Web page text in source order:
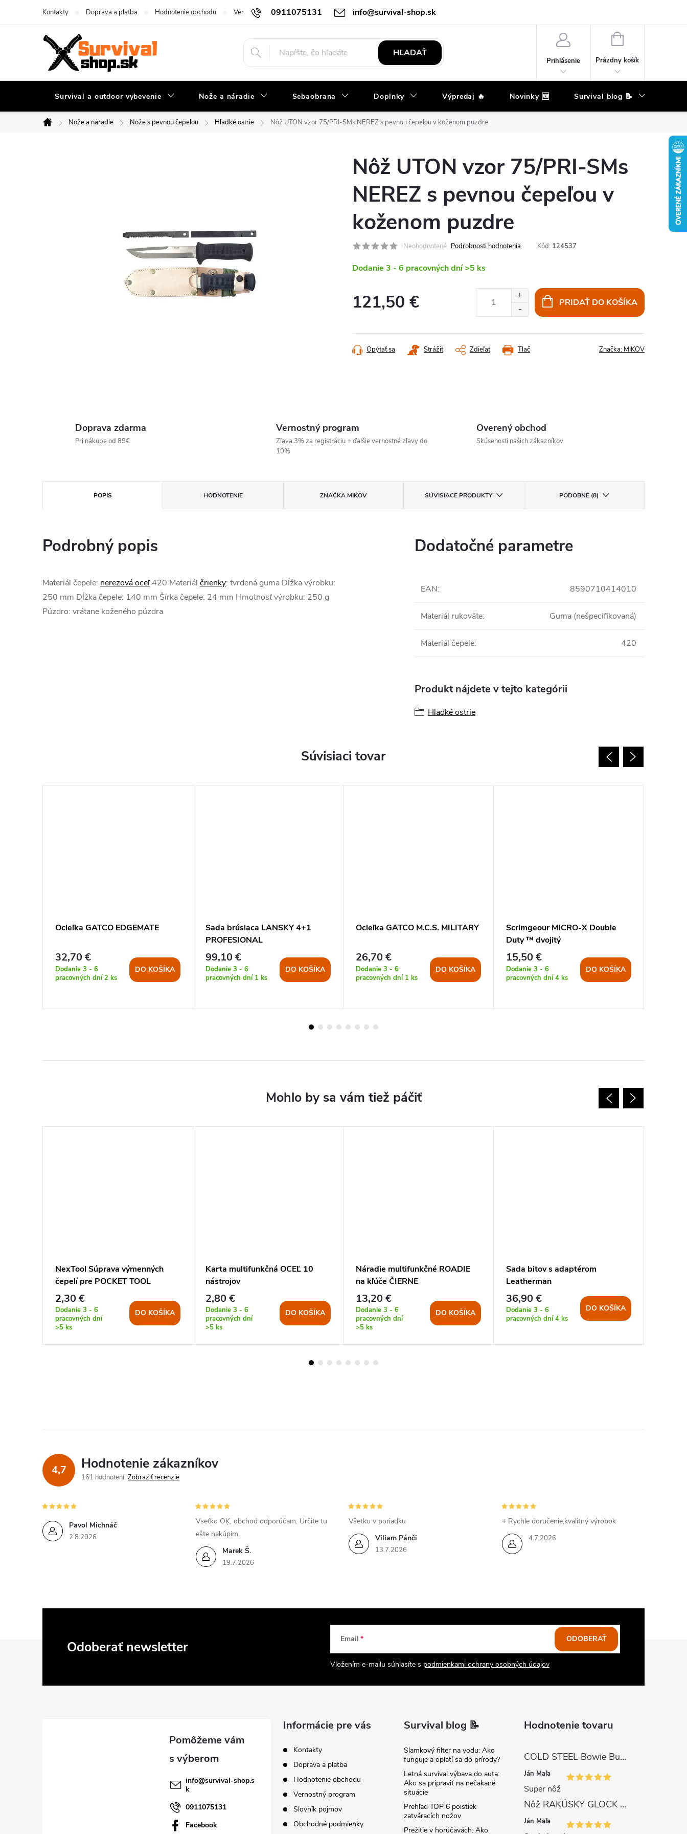
0911075131 info@survival-shop.sk
Kontakty Doprava a platba Hodnotenie obchodu Vernostný program Slovník pojmov Obchodné podmienky
HĽADAŤ
Prihlásenie
NÁKUPNÝ
Prázdny košík
Survival a outdoor vybevenie Nože a náradie Sebaobrana Doplnky Výpredaj 🔥 Novinky 🆕 Survival blog 📝
Domov
Nože a náradie Nože s pevnou čepeľou Hladké ostrie Nôž UTON vzor 75/PRI-SMs NEREZ s pevnou čepeľou v koženom puzdre
Nôž UTON vzor 75/PRI-SMs
NEREZ s pevnou čepeľou v
koženom puzdre
Neohodnotené Podrobnosti hodnotenia Kód: 124537
Dodanie 3 - 6 pracovných dní>5 ks
121,50 € PRIDAŤ DO KOŠÍKA
Tlač
Opýtať sa Strážiť Zdieľať Značka: MIKOV
Doprava zdarma
Pri nákupe od 89€
Vernostný program
Zľava 3% za registráciu + ďalšie vernostné zľavy do
10%
Overený obchod
Skúsenosti našich zákazníkov
POPIS HODNOTENIE ZNAČKA MIKOV SÚVISIACE PRODUKTY PODOBNÉ (8)
Podrobný popis
Materiál čepele: nerezová oceľ420 Materiál črienky: tvrdená guma Dĺžka výrobku:
250 mm Dĺžka čepele: 140 mm Šírka čepele: 24 mm Hmotnosť výrobku: 250 g
Púzdro: vrátane koženého púzdra
Dodatočné parametre
EAN: 8590710414010
Materiál rukoväte: Guma (nešpecifikovaná)
Materiál čepele: 420
Produkt nájdete v tejto kategórii
Hladké ostrie
Súvisiaci tovar
Ocieľka GATCO EDGEMATE
32,70 €
Dodanie 3 - 6
pracovných dní2 ks
DO KOŠÍKA
Sada brúsiaca LANSKY 4+1
PROFESIONAL
99,10 €
Dodanie 3 - 6
pracovných dní 1 ks
DO KOŠÍKA
Ocieľka GATCO M.C.S. MILITARY
26,70 €
Dodanie 3 - 6
pracovných dní 1 ks
DO KOŠÍKA
Scrimgeour MICRO-X Double
Duty ™ dvojitý
15,50 €
Dodanie 3 - 6
pracovných dní4 ks
DO KOŠÍKA
NexTool Súprava výmenných
čepelí pre POCKET TOOL
2,30 €
Dodanie 3 - 6
pracovných dní
>5 ks
DO KOŠÍKA
Karta multifunkčná OCEĽ 10
nástrojov
2,80 €
Dodanie 3 - 6
pracovných dní
>5 ks
DO KOŠÍKA
Náradie multifunkčné ROADIE
na kľúče ČIERNE
13,20 €
Dodanie 3 - 6
pracovných dní
>5 ks
DO KOŠÍKA
Sada bitov s adaptérom
Leatherman
36,90 €
Dodanie 3 - 6
pracovných dní4 ks
DO KOŠÍKA
4,7 Hodnotenie zákazníkov
161 hodnotení Zobraziť recenzie
Pavol Michnáč
2.8.2026
Marek Š.
19.7.2026
Vseťko OĶ, obchod odporúčam. Určite tu
ešte nakúpim.
Viliam Pánči
13.7.2026
Všetko v poriadku
4.7.2026
+ Rychle doručenie,kvalitný výrobok
Odoberať newsletter Email
Vložením e-mailu súhlasíte s podmienkami ochrany osobných údajov
ODOBERAŤ
info@survival-shop.s
k
0911075131
Facebook
Informácie pre vás
Kontakty
Doprava a platba
Hodnotenie obchodu
Vernostný program
Slovník pojmov
Obchodné podmienky
Survival blog 📝
Slamkový filter na vodu: Ako
funguje a oplatí sa do prírody?
Letná survival výbava do auta:
Ako sa pripraviť na nečakané
situácie
Prehľad TOP 6 poistiek
zatváracích nožov
Prežitie v horúčavách: Ako
Hodnotenie tovaru
COLD STEEL Bowie Bushman (SK-5)
Ján Maľa
Super nôž
Nôž RAKÚSKY GLOCK SURVIVAL 81 s pílkou ZELENÝ
Ján Maľa